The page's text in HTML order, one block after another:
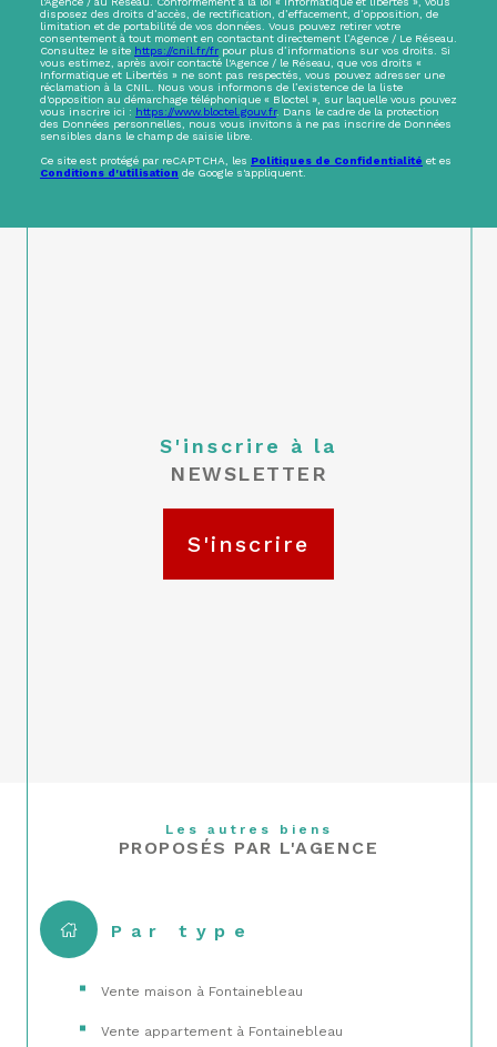
disposez des droits d’accès, de rectification, d’effacement, d’opposition, de
limitation et de portabilité de vos données. Vous pouvez retirer votre
consentement à tout moment en contactant directement l’Agence / Le Réseau.
Consultez le site https://cnil.fr/fr pour plus d’informations sur vos droits. Si
vous estimez, après avoir contacté l'Agence / le Réseau, que vos droits «
Informatique et Libertés » ne sont pas respectés, vous pouvez adresser une
réclamation à la CNIL. Nous vous informons de l’existence de la liste
d'opposition au démarchage téléphonique « Bloctel », sur laquelle vous pouvez
vous inscrire ici : https://www.bloctel.gouv.fr. Dans le cadre de la protection
des Données personnelles, nous vous invitons à ne pas inscrire de Données
sensibles dans le champ de saisie libre.
Ce site est protégé par reCAPTCHA, les Politiques de Confidentialité et es
Conditions d'utilisation de Google s'appliquent.
S'inscrire à la
NEWSLETTER
S'inscrire
Les autres biens
PROPOSÉS PAR L'AGENCE
Par type
Vente maison à Fontainebleau
Vente appartement à Fontainebleau